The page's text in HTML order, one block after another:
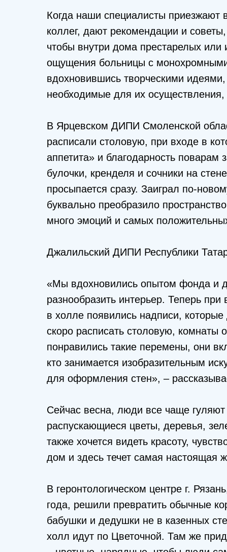
Когда наши специалисты приезжают
коллег, дают рекомендации и
чтобы внутри дома престарелых
ощущения больницы с
вдохновившись творческими
необходимые для их
В Ярцевском ДИПИ Смоленской
расписали столовую, при входе в
аппетита» и благодарность поварам
булочки, кренделя и сочники на
просыпается сразу. Заиграл по-
буквально преобразило
много эмоций и самых
Джалильский ДИПИ Республики
«Мы вдохновились опытом фонда и
разнообразить интерьер. Теперь
в холле появились надписи,
скоро расписать столовую, комнаты
понравились такие перемены, они
кто занимается изобразительным
для оформления стен», –
Сейчас весна, люди все чаще
распускающиеся цветы, деревья,
также хочется видеть красоту,
дом и здесь течет самая настоящая
В геронтологическом центре г.
года, решили превратить обычные
бабушки и дедушки не в казенных
холл идут по Цветочной. Там же